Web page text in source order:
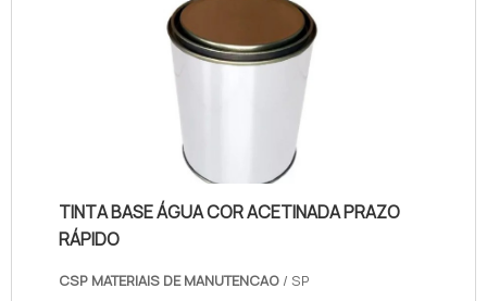
O produto reduz a temperatura das
superfícies ao refletir raios solares, melhora
o conforto térmico e combate o mofo,
mantendo ambientes saudáveis. Com ótima
cobertura, fácil aplicação e manutenção,
está disponível em embalagens de 18L e 3,6L.
TINTA BASE ÁGUA COR ACETINADA PRAZO
RÁPIDO
CSP MATERIAIS DE MANUTENCAO / SP